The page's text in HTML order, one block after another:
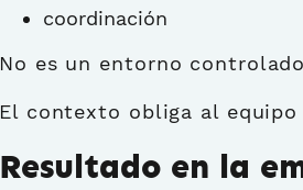
coordinación
No es un entorno
El contexto obliga al
Resultado en la